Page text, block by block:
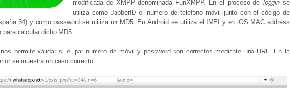
modificada de XMPP denominada FunXMPP. En el proceso de logginse
utiliza como JabberID el número de teléfono móvil junto con el código de
34) y como password se utiliza un MD5. En Android se utiliza el IMEI y en iOS MAC address
para calcular dicho MD5.
permite validar si el par numero de móvil y password son correctos mediante una URL. En la
se muestra un caso correcto.